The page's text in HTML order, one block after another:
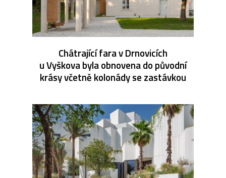
Chátrající fara v Drnovicích
u Vyškova byla obnovena do původní
krásy včetně kolonády se zastávkou